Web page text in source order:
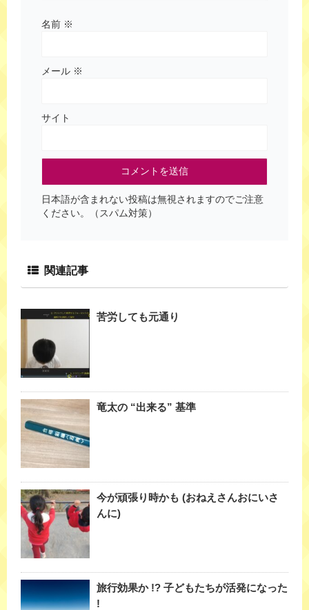
名前 ※
メール ※
サイト
日本語が含まれない投稿は無視されますのでご注意
ください。（スパム対策）
関連記事
苦労しても元通り
竜太の “出来る” 基準
今が頑張り時かも (おねえさんおにいさ
んに)
旅行効果か !? 子どもたちが活発になった
!